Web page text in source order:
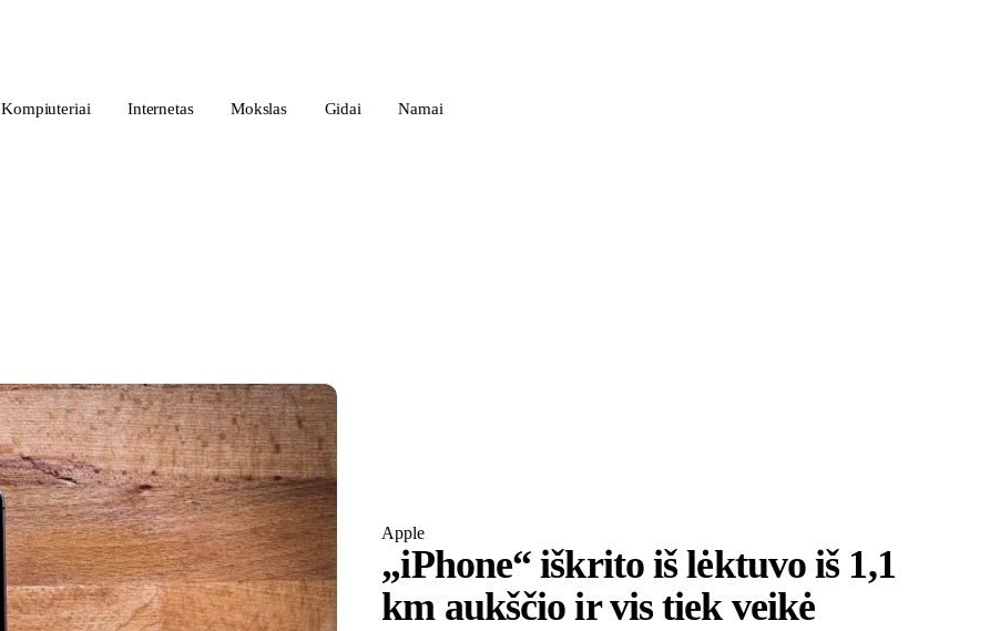
Kompiuteriai Internetas Mokslas Gidai Namai
Apple
„iPhone“ iškrito iš lėktuvo iš 1,1
km aukščio ir vis tiek veikė